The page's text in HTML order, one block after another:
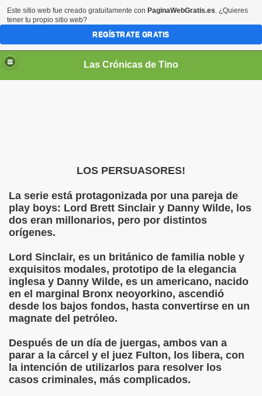
Las Crónicas de Tino
LOS PERSUASORES!
La serie está protagonizada por una pareja de
play boys: Lord Brett Sinclair y Danny Wilde, los
dos eran millonarios, pero por distintos
orígenes.
Lord Sinclair, es un británico de familia noble y
exquisitos modales, prototipo de la elegancia
inglesa y Danny Wilde, es un americano, nacido
en el marginal Bronx neoyorkino, ascendió
desde los bajos fondos, hasta convertirse en un
magnate del petróleo.
Después de un día de juergas, ambos van a
parar a la cárcel y el juez Fulton, los libera, con
la intención de utilizarlos para resolver los
casos criminales, más complicados.
Este sitio web fue creado gratuitamente con PaginaWebGratis.es. ¿Quieres
tener tu propio sitio web?
REGÍSTRATE GRATIS